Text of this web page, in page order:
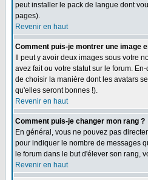
peut installer le pack de langue dont
pages).
Revenir en haut
Comment puis-je montrer une image
Il peut y avoir deux images sous votre
avez fait ou votre statut sur le forum.
de choisir la manière dont les avatars
qu'elles seront bonnes !).
Revenir en haut
Comment puis-je changer mon rang ?
En général, vous ne pouvez pas
pour indiquer le nombre de messages
le forum dans le but d'élever son rang,
Revenir en haut